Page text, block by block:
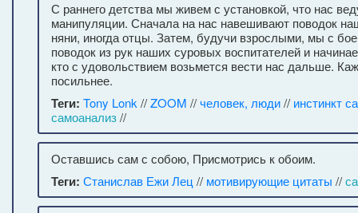
С раннего детства мы живем с установкой, что нас
манипуляции. Сначала на нас навешивают поводок
няни, иногда отцы. Затем, будучи взрослыми, мы с
поводок из рук наших суровых воспитателей и
кто с удовольствием возьмется вести нас дальше.
посильнее.
Теги: Tony Lonk //ZOOM //человек, люди// инстинкт
самоанализ//
Оставшись сам с собою, Присмотрись к обоим.
Теги: Станислав Ежи Лец // мотивирующие цитаты //